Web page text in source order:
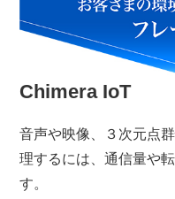
Chimera IoT
音声や映像、３次元点
理するには、通信量や
す。